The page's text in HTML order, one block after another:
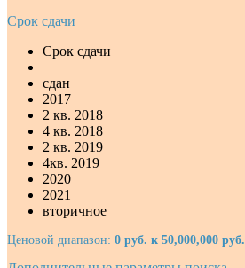
Срок сдачи
Срок сдачи
сдан
2017
2 кв. 2018
4 кв. 2018
2 кв. 2019
4кв. 2019
2020
2021
вторичное
Ценовой диапазон: 0 руб. к 50,000,000 руб.